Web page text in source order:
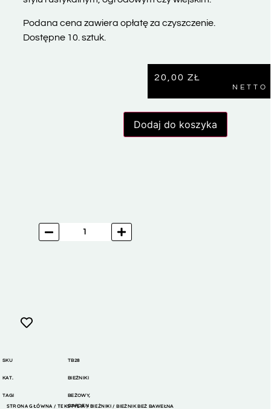
Podana cena zawiera opłatę za czyszczenie.
Dostępne 10. sztuk.
20,00 ZŁ
NETTO
Dodaj do koszyka
SKU TB28
KAT. BIEŻNIKI
TAGI BEŻOWY,
GARDEN
STRONA GŁÓWNA /TEKSTYLIA/ BIEŻNIKI / BIEŻNIK BEŻ BAWEŁNA